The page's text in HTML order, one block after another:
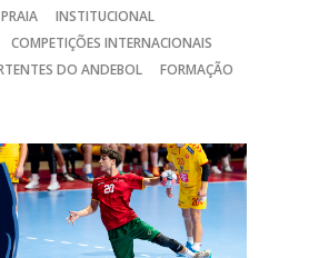
INSTITUCIONAL
COMPETIÇÕES INTERNACIONAIS
DO ANDEBOL
FORMAÇÃO